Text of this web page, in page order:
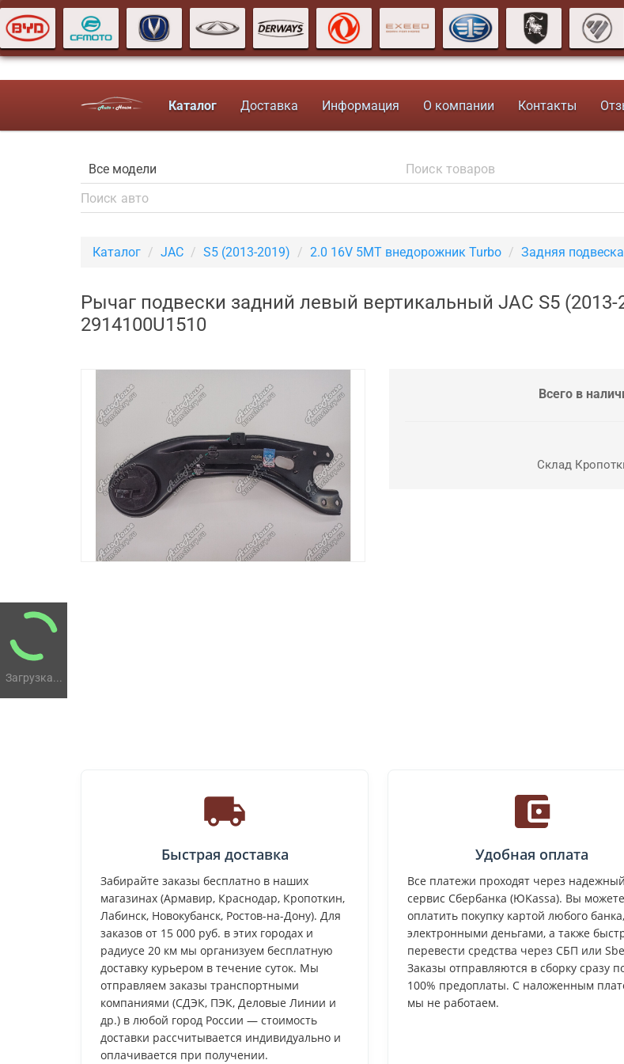
Загрузка...
Каталог Доставка Информация О компании Контакты
Каталог JAC S5 (2013-2019) 2.0 16V 5MT внедорожник Turbo Задняя подвеска
Рычаг подвески задний левый вертикальный JAC S5
2914100U1510
Всего в
Склад
Быстрая доставка
Забирайте заказы бесплатно в наших
магазинах (Армавир, Краснодар, Кропоткин,
Лабинск, Новокубанск, Ростов-на-Дону). Для
заказов от 15 000 руб. в этих городах и
радиусе 20 км мы организуем бесплатную
доставку курьером в течение суток. Мы
отправляем заказы транспортными
компаниями (СДЭК, ПЭК, Деловые Линии и
др.) в любой город России — стоимость
доставки рассчитывается индивидуально и
оплачивается при получении.
Удобная оплата
Все платежи проходят через надежный
сервис Сбербанка (ЮKassa). Вы можете
оплатить покупку картой любого банка,
электронными деньгами, а также
перевести средства через СБП или
Заказы отправляются в сборку сразу
100% предоплаты. С наложенным
мы не работаем.